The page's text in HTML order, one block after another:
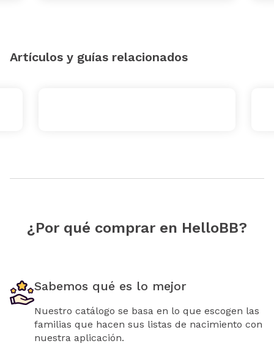
Artículos y guías relacionados
¿Por qué comprar en HelloBB?
Sabemos qué es lo mejor
Nuestro catálogo se basa en lo que escogen las
familias que hacen sus listas de nacimiento con
nuestra aplicación.